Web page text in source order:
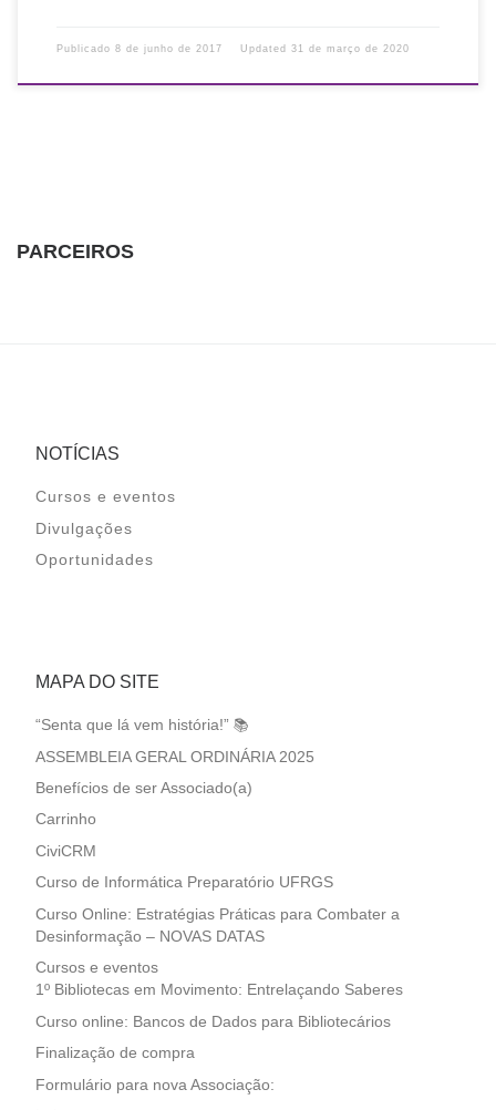
Publicado 8 de junho de 2017 Updated 31 de março de 2020
PARCEIROS
NOTÍCIAS
Cursos e eventos
Divulgações
Oportunidades
MAPA DO SITE
“Senta que lá vem história!” 📚
ASSEMBLEIA GERAL ORDINÁRIA 2025
Benefícios de ser Associado(a)
Carrinho
CiviCRM
Curso de Informática Preparatório UFRGS
Curso Online: Estratégias Práticas para Combater a
Desinformação – NOVAS DATAS
Cursos e eventos
1º Bibliotecas em Movimento: Entrelaçando Saberes
Curso online: Bancos de Dados para Bibliotecários
Finalização de compra
Formulário para nova Associação: